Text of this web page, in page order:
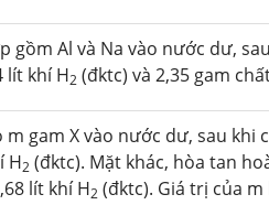
gồm Al và Na vào nước dư,
lít khí H2­ (đktc) và 2,35 gam
m gam X vào nước dư, sau
H2 (đktc). Mặt khác, hòa tan
lít khí H2 (đktc). Giá trị của m